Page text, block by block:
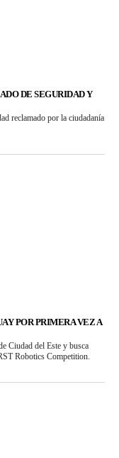
DE SEGURIDAD Y
reclamado por la ciudadanía
POR PRIMERA VEZ A
Ciudad del Este y busca
Robotics Competition.